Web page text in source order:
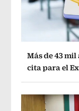
Más de 43
cita para el